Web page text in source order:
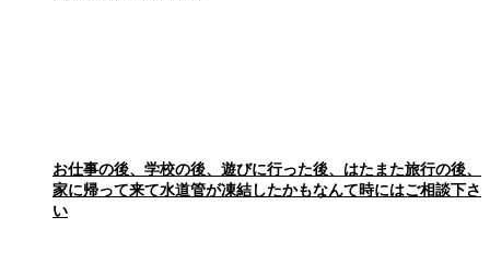
お仕事の後、学校の後、遊びに行った後、はたまた旅行の後、
家に帰って来て水道管が凍結したかもなんて時にはご相談下さ
い